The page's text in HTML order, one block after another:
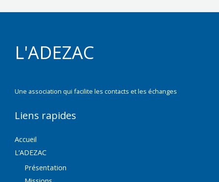
L'ADEZAC
Une association qui facilite les contacts et les échanges
Liens rapides
Accueil
L’ADEZAC
Présentation